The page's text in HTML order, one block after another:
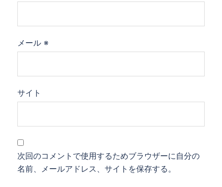
メール ※
サイト
次回のコメントで使用するためブラウザーに自分の
名前、メールアドレス、サイトを保存する。